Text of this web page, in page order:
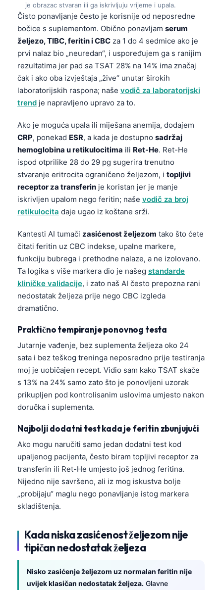
je obrazac stvaran ili ga iskrivljuju vrijeme i upala.
Čisto ponavljanje često je korisnije od neposredne
bočice s suplementom. Obično ponavljam serum
željezo, TIBC, feritin i CBC za 1 do 4 sedmice ako je
prvi nalaz bio „neuredan“, i uspoređujem ga s ranijim
rezultatima jer pad sa TSAT 28% na 14% ima značaj
čak i ako oba izvještaja „žive“ unutar širokih
laboratorijskih raspona; naše vodič za laboratorijski
trend je napravljeno upravo za to.
Ako je moguća upala ili miješana anemija, dodajem
CRP, ponekad ESR, a kada je dostupno sadržaj
hemoglobina u retikulocitima ili Ret-He. Ret-He
ispod otprilike 28 do 29 pg sugerira trenutno
stvaranje eritrocita ograničeno željezom, i topljivi
receptor za transferin je koristan jer je manje
iskrivljen upalom nego feritin; naše vodič za broj
retikulocita daje ugao iz koštane srži.
Kantesti AI tumači zasićenost željezom tako što ćete
čitati feritin uz CBC indekse, upalne markere,
funkciju bubrega i prethodne nalaze, a ne izolovano.
Ta logika s više markera dio je našeg standarde
kliničke validacije, i zato naš AI često prepozna rani
nedostatak željeza prije nego CBC izgleda
dramatično.
Praktično tempiranje ponovnog testa
Jutarnje vađenje, bez suplementa željeza oko 24
sata i bez teškog treninga neposredno prije testiranja
moj je uobičajen recept. Vidio sam kako TSAT skače
s 13% na 24% samo zato što je ponovljeni uzorak
prikupljen pod kontrolisanim uslovima umjesto nakon
doručka i suplementa.
Najbolji dodatni test kada je feritin zbunjujući
Ako mogu naručiti samo jedan dodatni test kod
upaljenog pacijenta, često biram topljivi receptor za
transferin ili Ret-He umjesto još jednog feritina.
Nijedno nije savršeno, ali iz mog iskustva bolje
„probijaju“ maglu nego ponavljanje istog markera
skladištenja.
Kada niska zasićenost željezom nije
tipičan nedostatak željeza
Nisko zasićenje željezom uz normalan feritin nije
uvijek klasičan nedostatak željeza. Glavne
Tagalog
ဗမာစာ
ភាសាខ្មែរ
አማርኛ
Українська
O‘zbekcha
Қазақ тілі
Hrvatski
Slovenčina
كوردی‎
پښتو
অসমীয়া
Galego
Latviešu valoda
Македонски јазик
Euskara
Occitan
العربية المغربية
Afrikaans
Монгол
ພາສາລາວ
Basa Jawa
Cebuano
ئۇيغۇرچە
Кыргызча
Беларуская мова
Esperanto